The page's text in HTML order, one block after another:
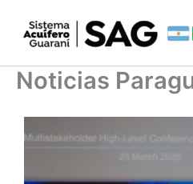
content
Noticias